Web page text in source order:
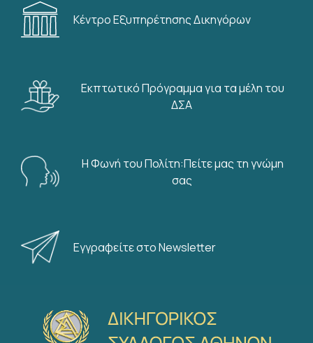
Κέντρο Εξυπηρέτησης Δικηγόρων
Εκπτωτικό Πρόγραμμα για τα μέλη του
ΔΣΑ
Η Φωνή του Πολίτη:Πείτε μας τη γνώμη
σας
Εγγραφείτε στο Newsletter